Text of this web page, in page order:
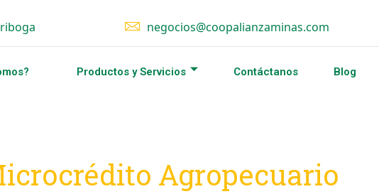
negocios@coopalianzaminas.com
Productos y Servicios Contáctanos Blog
Agropecuario